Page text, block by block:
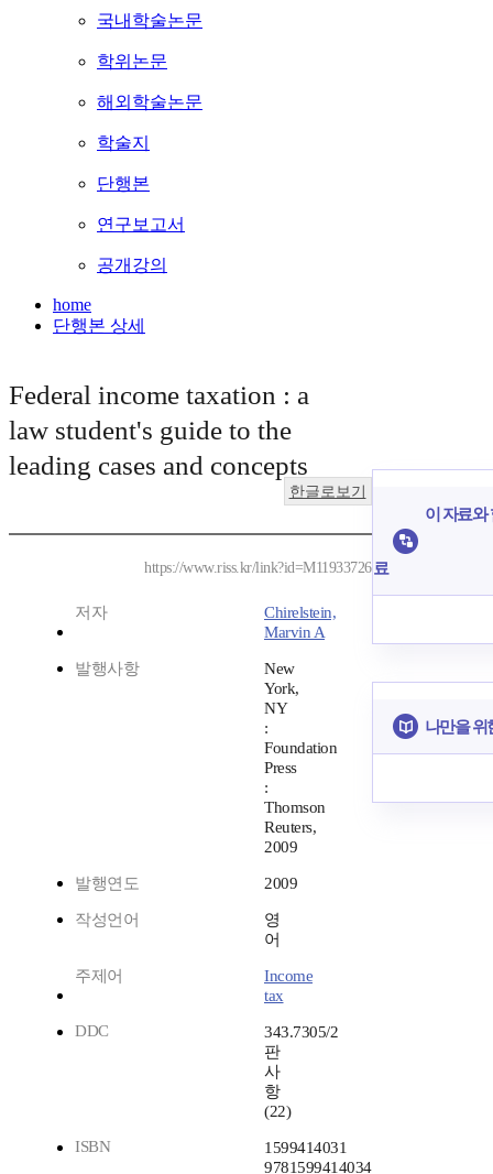
국내학술논문
학위논문
해외학술논문
학술지
단행본
연구보고서
공개강의
home
단행본 상세
Federal income taxation : a
law student's guide to the
leading cases and concepts
한글로보기
https://www.riss.kr/link?id=M11933726
저자
Chirelstein,
Marvin A
발행사항
New
York,
NY
:
Foundation
Press
:
Thomson
Reuters,
2009
발행연도 2009
작성언어
영
어
주제어
Income
tax
DDC
343.7305/2
판
사
항
(22)
ISBN
1599414031
9781599414034
이 자료와
료
나만을 위